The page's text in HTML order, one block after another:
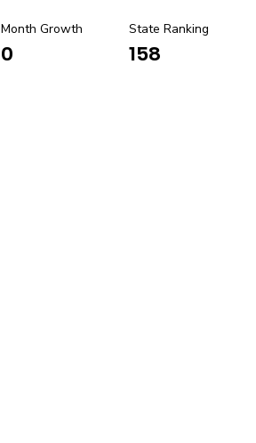
Month Growth
0
State Ranking
158